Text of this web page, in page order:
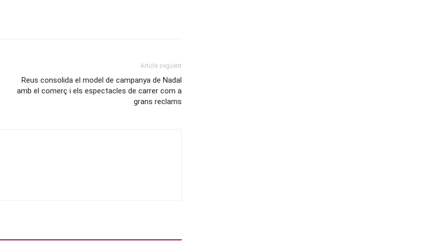
Article següent
Reus consolida el model de campanya de Nadal
amb el comerç i els espectacles de carrer com a
grans reclams